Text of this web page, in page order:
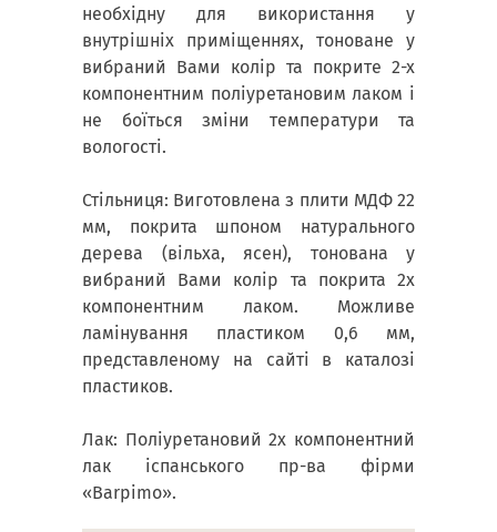
необхідну для використання у
внутрішніх приміщеннях, тоноване у
вибраний Вами колір та покрите 2-х
компонентним поліуретановим лаком і
не боїться зміни температури та
вологості.
Стільниця: Виготовлена з плити МДФ 22
мм, покрита шпоном натурального
дерева (вільха, ясен), тонована у
вибраний Вами колір та покрита 2х
компонентним лаком. Можливе
ламінування пластиком 0,6 мм,
представленому на сайті в каталозі
пластиков.
Лак: Поліуретановий 2х компонентний
лак іспанського пр-ва фірми
«Barpimo».